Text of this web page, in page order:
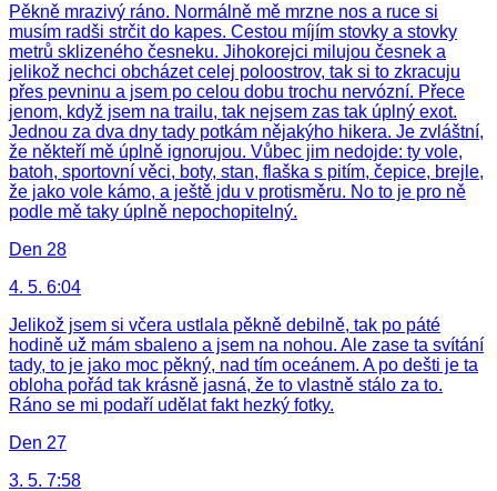
Pěkně mrazivý ráno. Normálně mě mrzne nos a ruce si
musím radši strčit do kapes. Cestou míjím stovky a stovky
metrů sklizeného česneku. Jihokorejci milujou česnek a
jelikož nechci obcházet celej poloostrov, tak si to zkracuju
přes pevninu a jsem po celou dobu trochu nervózní. Přece
jenom, když jsem na trailu, tak nejsem zas tak úplný exot.
Jednou za dva dny tady potkám nějakýho hikera. Je zvláštní,
že někteří mě úplně ignorujou. Vůbec jim nedojde: ty vole,
batoh, sportovní věci, boty, stan, flaška s pitím, čepice, brejle,
že jako vole kámo, a ještě jdu v protisměru. No to je pro ně
podle mě taky úplně nepochopitelný.
Den 28
4. 5. 6:04
Jelikož jsem si včera ustlala pěkně debilně, tak po páté
hodině už mám sbaleno a jsem na nohou. Ale zase ta svítání
tady, to je jako moc pěkný, nad tím oceánem. A po dešti je ta
obloha pořád tak krásně jasná, že to vlastně stálo za to.
Ráno se mi podaří udělat fakt hezký fotky.
Den 27
3. 5. 7:58